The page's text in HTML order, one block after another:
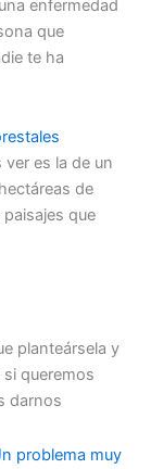
enfermedad
que
te ha
es la de un
de
que
planteársela y
queremos
darnos
problema muy